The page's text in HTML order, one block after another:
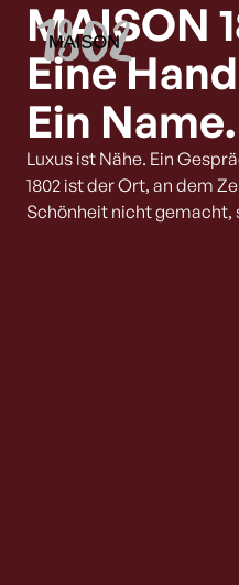
MAISON
Eine
Ein Name.
Luxus ist Nähe. Ein
1802 ist der Ort, an dem
Schönheit nicht gemacht,